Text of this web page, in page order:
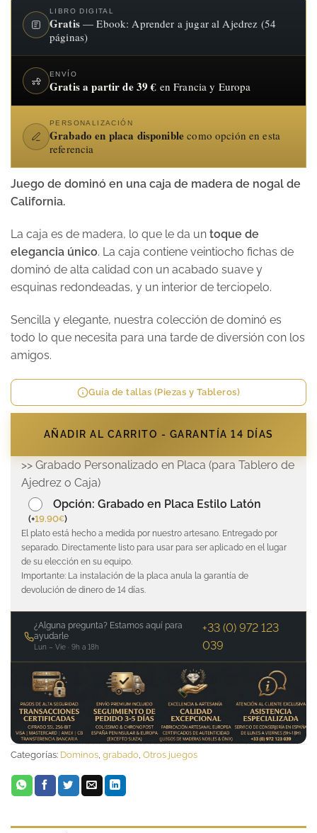
LIBRO DIGITAL
Gratis— Ebook: Aprender a jugar al Ajedrez (54
páginas)
ENVÍO
Gratis a partir de 39 € en Francia y Europa
PERSONALIZACIÓN
Grabado en placa disponible como opción en esta
referencia
Juego de dominó en una caja de madera de nogal de
California.
La caja es de madera, lo que le da un toque de
elegancia único. La caja contiene veintiocho fichas de
dominó de alta calidad con un acabado suave y
esquinas redondeadas, y un interior de terciopelo.
Sencilla y elegante, nuestra colección de dominó es
todo lo que necesita para una tarde de diversión con los
amigos.
Guía de tallas (Piezas y Tableros)
AÑADIR AL CARRITO - GARANTÍA 14 DÍAS
>> Grabado Personalizado en Placa (para Tablero de
Ajedrez o Caja)
Opción: Grabado en Placa Estilo Latón
(+19.90€)
El plato está hecho a medida por nuestro artesano. Entregado por
separado. Directamente listo para usar para ser aplicado en el lugar
de su elección en su equipo.
Importante: La instalación de la placa anula la garantía de
devolución de dinero de 14 días.
¿Alguna pregunta? Estamos aquí para
ayudarle
Lun – Vie · 9h a 18h
+33 (0) 972 123
039
Categorías: Dominos grabado Otros juegos